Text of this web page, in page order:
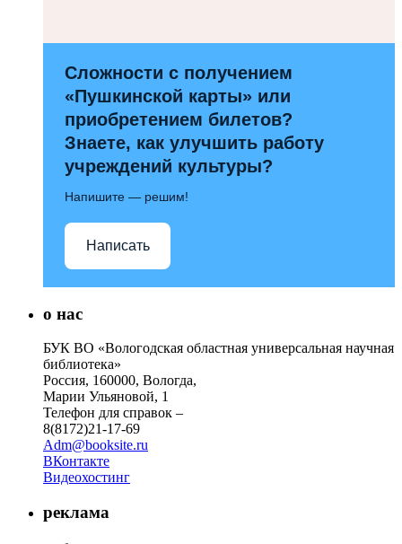
Сложности с получением
«Пушкинской карты» или
приобретением билетов?
Знаете, как улучшить работу
учреждений культуры?
Напишите — решим!
Написать
о нас
БУК ВО «Вологодская областная универсальная научная
библиотека»
Россия, 160000, Вологда,
Марии Ульяновой, 1
Телефон для справок –
8(8172)21-17-69
Adm@booksite.ru
ВКонтакте
Видеохостинг
реклама